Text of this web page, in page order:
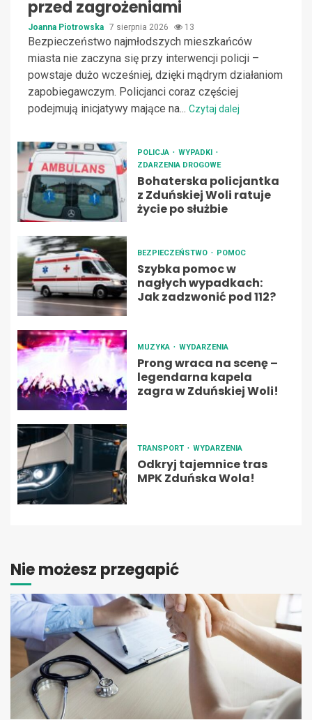
przed zagrożeniami
Joanna Piotrowska 7 sierpnia 2026 13
Bezpieczeństwo najmłodszych mieszkańców
miasta nie zaczyna się przy interwencji policji –
powstaje dużo wcześniej, dzięki mądrym działaniom
zapobiegawczym. Policjanci coraz częściej
podejmują inicjatywy mające na... Czytaj dalej
POLICJA
WYPADKI
ZDARZENIA DROGOWE
Bohaterska policjantka
z Zduńskiej Woli ratuje
życie po służbie
BEZPIECZEŃSTWO POMOC
Szybka pomoc w
nagłych wypadkach:
Jak zadzwonić pod 112?
MUZYKA WYDARZENIA
Prong wraca na scenę –
legendarna kapela
zagra w Zduńskiej Woli!
TRANSPORT WYDARZENIA
Odkryj tajemnice tras
MPK Zduńska Wola!
Nie możesz przegapić